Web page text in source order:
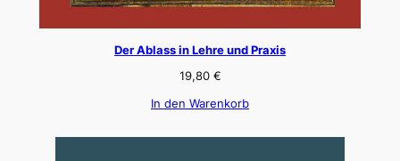
Der Ablass in Lehre und Praxis
19,80 €
In den Warenkorb